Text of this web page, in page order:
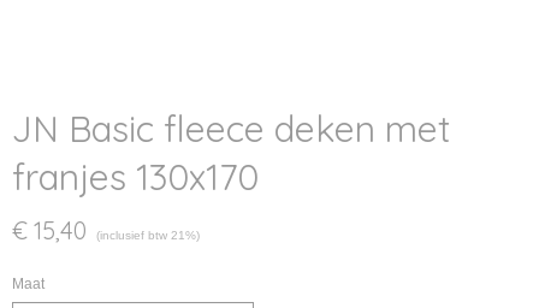
JN Basic fleece deken met
franjes 130x170
€ 15,40 (inclusief btw 21%)
Maat